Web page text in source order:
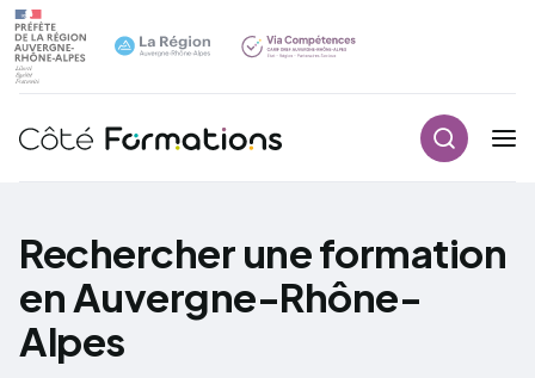
Navigation principale
Rechercher une formation
en Auvergne-Rhône-
Alpes